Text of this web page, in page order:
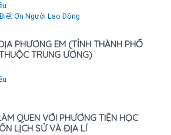
Ơn Người Lao Động
PHƯƠNG EM (TỈNH THÀNH PHỐ
TRUNG ƯƠNG)
QUEN VỚI PHƯƠNG TIỆN HỌC
LỊCH SỬ VÀ ĐỊA LÍ